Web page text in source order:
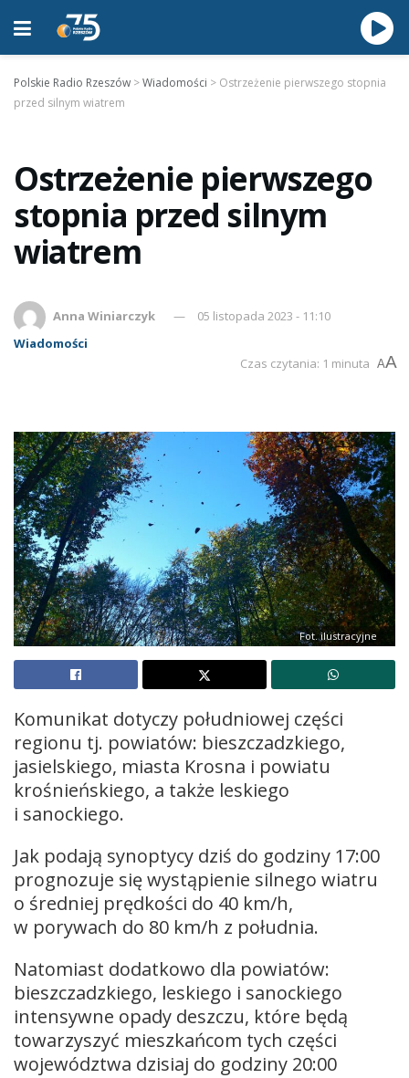
Polskie Radio Rzeszów >Wiadomości > Ostrzeżenie pierwszego stopnia
przed silnym wiatrem
Ostrzeżenie pierwszego
stopnia przed silnym
wiatrem
Anna Winiarczyk
05 listopada 2023 - 11:10
Wiadomości
Czas czytania: 1 minuta AA
Fot. ilustracyjne
Komunikat dotyczy południowej części
regionu tj. powiatów: bieszczadzkiego,
jasielskiego, miasta Krosna i powiatu
krośnieńskiego, a także leskiego
i sanockiego.
Jak podają synoptycy dziś do godziny 17:00
prognozuje się wystąpienie silnego wiatru
o średniej prędkości do 40 km/h,
w porywach do 80 km/h z południa.
Natomiast dodatkowo dla powiatów:
bieszczadzkiego, leskiego i sanockiego
intensywne opady deszczu, które będą
towarzyszyć mieszkańcom tych części
województwa dzisiaj do godziny 20:00